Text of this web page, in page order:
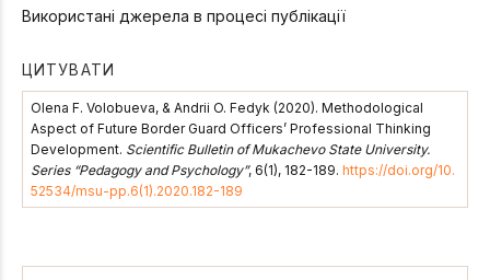
Використані джерела в процесі публікації
ЦИТУВАТИ
Olena F. Volobueva, & Andrii O. Fedyk (2020). Methodological
Aspect of Future Border Guard Officers’ Professional Thinking
Development. Scientific Bulletin of Mukachevo State University.
Series “Pedagogy and Psychology”, 6(1), 182-189. https://doi.org/10.
52534/msu-pp.6(1).2020.182-189